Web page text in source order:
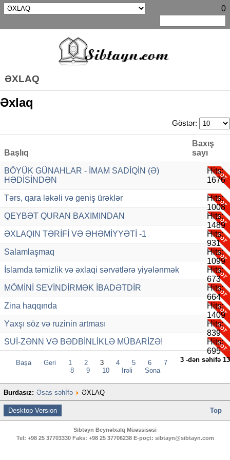
0
ƏXLAQ
Əxlaq
Göstər:
Başlıq
Baxış
sayı
BÖYÜK GÜNAHLAR - İMAM SADİQİN (Ə)
HƏDİSİNDƏN
Hits:
1676
Tərs, qara ləkəli və geniş ürəklər
Hits:
1008
QEYBƏT QURAN BAXIMINDAN
Hits:
1489
ƏXLAQIN TƏRİFİ VƏ ƏHƏMİYYƏTİ -1
Hits:
931
Salamlaşmaq
Hits:
1099
İslamda təmizlik və əxlaqi sərvətlərə yiyələnmək
Hits:
673
MÖMİNİ SEVİNDİRMƏK İBADƏTDİR
Hits:
664
Zina haqqında
Hits:
1409
Yахşı söz vә ruzinin аrtmаsı
Hits:
839
SUİ-ZƏNN VƏ BƏDBİNLİKLƏ MÜBARİZƏ!
Hits:
695
3 -dən səhifə 13
Başa Geri 1 2 3 4 5 6
7
8
9 10 İrəli Sona
Burdasız: Əsas səhİfə ƏXLAQ
Desktop Version Top
Sibtəyn Beynəlxalq Müəssisəsi
Tel: +98 25 37703330 Faks: +98 25 37706238 E-poçt: sibtayn@sibtayn.com